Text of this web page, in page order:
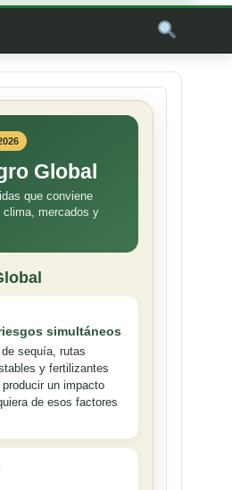
Global
que conviene
clima, mercados y
simultáneos
sequía, rutas
y fertilizantes
un impacto
de esos factores